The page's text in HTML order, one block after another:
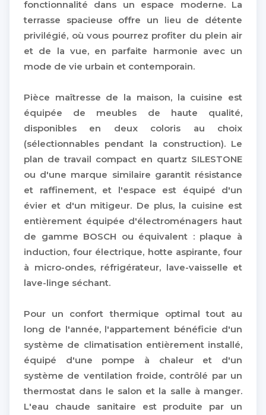
fonctionnalité dans un espace moderne. La
terrasse spacieuse offre un lieu de détente
privilégié, où vous pourrez profiter du plein air
et de la vue, en parfaite harmonie avec un
mode de vie urbain et contemporain.
Pièce maîtresse de la maison, la cuisine est
équipée de meubles de haute qualité,
disponibles en deux coloris au choix
(sélectionnables pendant la construction). Le
plan de travail compact en quartz SILESTONE
ou d'une marque similaire garantit résistance
et raffinement, et l'espace est équipé d'un
évier et d'un mitigeur. De plus, la cuisine est
entièrement équipée d'électroménagers haut
de gamme BOSCH ou équivalent : plaque à
induction, four électrique, hotte aspirante, four
à micro-ondes, réfrigérateur, lave-vaisselle et
lave-linge séchant.
Pour un confort thermique optimal tout au
long de l'année, l'appartement bénéficie d'un
système de climatisation entièrement installé,
équipé d'une pompe à chaleur et d'un
système de ventilation froide, contrôlé par un
thermostat dans le salon et la salle à manger.
L'eau chaude sanitaire est produite par un